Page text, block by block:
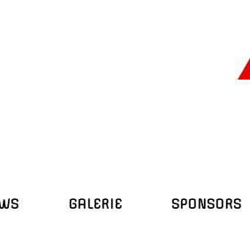
GALERIE SPONSORS